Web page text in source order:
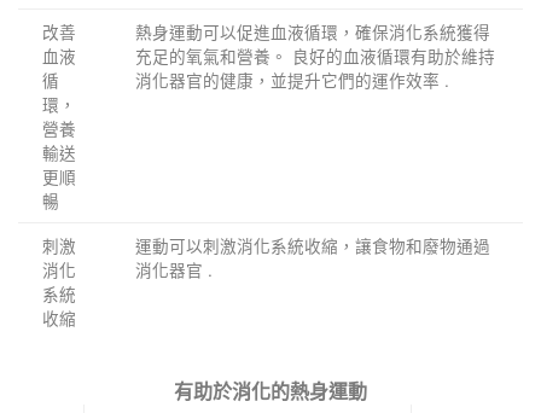
改善
血液
循
環，
營養
輸送
更順
暢
熱身運動可以促進血液循環，確保消化系統獲得
充足的氧氣和營養。 良好的血液循環有助於維持
消化器官的健康，並提升它們的運作效率 .
刺激
消化
系統
收縮
運動可以刺激消化系統收縮，讓食物和廢物通過
消化器官 .
有助於消化的熱身運動